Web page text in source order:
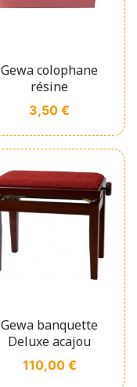
Gewa colophane
résine
Prix
3,50 €
Gewa banquette
Deluxe acajou
Prix
110,00 €